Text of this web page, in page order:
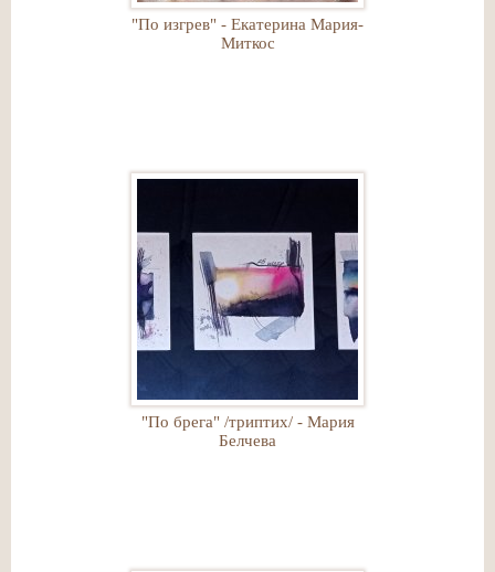
"По изгрев" - Екатерина Мария-
Миткос
"По брега" /триптих/ - Мария
Белчева